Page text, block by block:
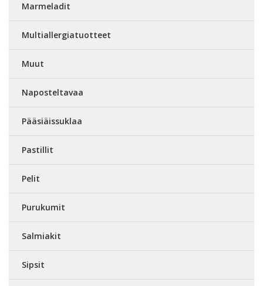
Marmeladit
Multiallergiatuotteet
Muut
Naposteltavaa
Pääsiäissuklaa
Pastillit
Pelit
Purukumit
Salmiakit
Sipsit